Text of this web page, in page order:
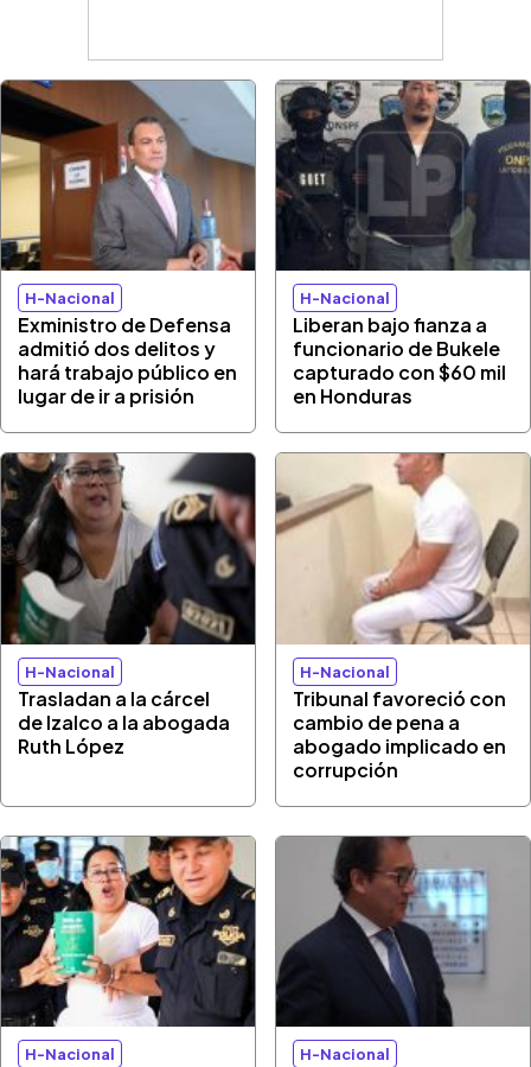
H-Nacional
Exministro de Defensa
admitió dos delitos y
hará trabajo público en
lugar de ir a prisión
H-Nacional
Liberan bajo fianza a
funcionario de Bukele
capturado con $60 mil
en Honduras
H-Nacional
Trasladan a la cárcel
de Izalco a la abogada
Ruth López
H-Nacional
Tribunal favoreció con
cambio de pena a
abogado implicado en
corrupción
H-Nacional H-Nacional